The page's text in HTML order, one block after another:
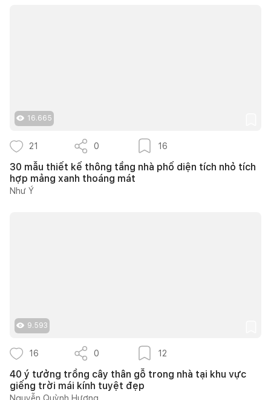
16.665
21 0 16
30 mẫu thiết kế thông tầng nhà phố diện tích nhỏ tích
hợp mảng xanh thoáng mát
Như Ý
9.593
16 0 12
40 ý tưởng trồng cây thân gỗ trong nhà tại khu vực
giếng trời mái kính tuyệt đẹp